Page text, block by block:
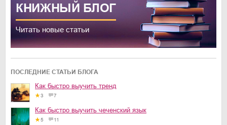
КНИЖНЫЙ БЛОГ
Читать новые статьи
ПОСЛЕДНИЕ СТАТЬИ БЛОГА
Как быстро выучить тренд
3 7
Как быстро выучить чеченский язык
5 11